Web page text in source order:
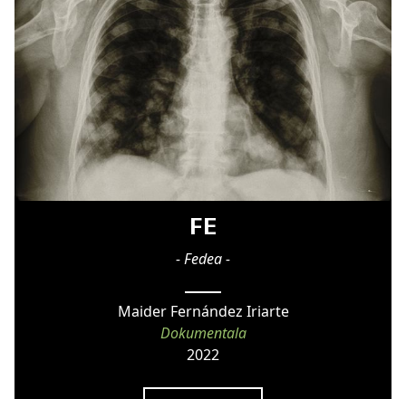
FE
- Fedea -
Maider Fernández Iriarte
Dokumentala
2022